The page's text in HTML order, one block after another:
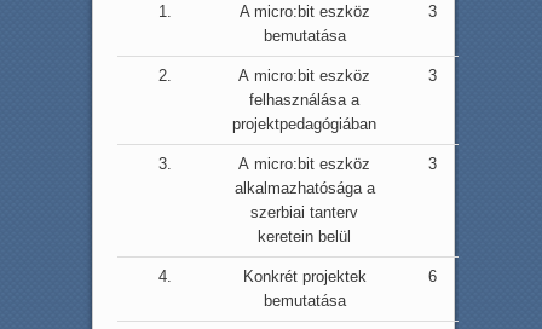
1.
A micro:bit eszköz
bemutatása
3
2.
A micro:bit eszköz
felhasználása a
projektpedagógiában
3
3.
A micro:bit eszköz
alkalmazhatósága a
szerbiai tanterv
keretein belül
3
4.
Konkrét projektek
bemutatása
6